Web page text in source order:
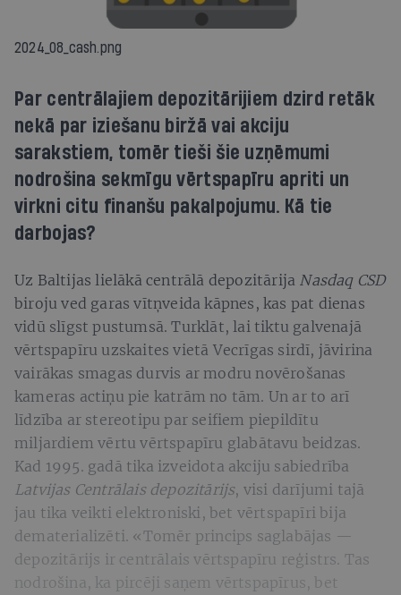
2024_08_cash.png
Par centrālajiem depozitārijiem dzird retāk
nekā par iziešanu biržā vai akciju
sarakstiem, tomēr tieši šie uzņēmumi
nodrošina sekmīgu vērtspapīru apriti un
virkni citu finanšu pakalpojumu. Kā tie
darbojas?
Uz Baltijas lielākā centrālā depozitārija Nasdaq CSD
biroju ved garas vītņveida kāpnes, kas pat dienas
vidū slīgst pustumsā. Turklāt, lai tiktu galvenajā
vērtspapīru uzskaites vietā Vecrīgas sirdī, jāvirina
vairākas smagas durvis ar modru novērošanas
kameras actiņu pie katrām no tām. Un ar to arī
līdzība ar stereotipu par seifiem piepildītu
miljardiem vērtu vērtspapīru glabātavu beidzas.
Kad 1995. gadā tika izveidota akciju sabiedrība
Latvijas Centrālais depozitārijs, visi darījumi tajā
jau tika veikti elektroniski, bet vērtspapīri bija
dematerializēti. «Tomēr princips saglabājas —
depozitārijs ir centrālais vērtspapīru reģistrs. Tas
nodrošina, ka pircēji saņem vērtspapīrus, bet